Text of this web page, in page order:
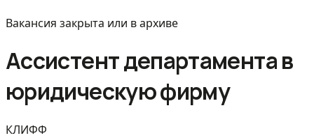
Вакансия закрыта или в архиве
Ассистент департамента в
юридическую фирму
КЛИФФ